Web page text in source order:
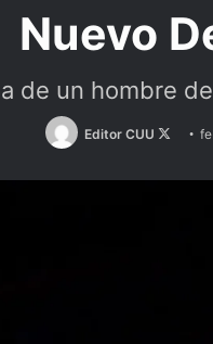
Nuevo
de un hombre
Editor CUU
Follow
X